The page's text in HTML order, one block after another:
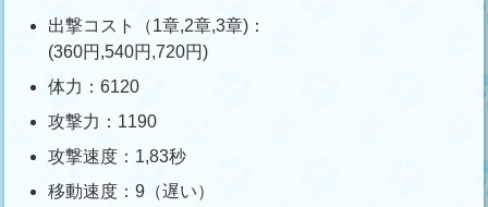
出撃コスト（1章,2章,3章)：
(360円,540円,720円)
体力：6120
攻撃力：1190
攻撃速度：1,83秒
移動速度：9（遅い）